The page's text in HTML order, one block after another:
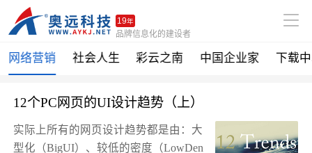
19年
品牌信息化的建设者
网络营销 社会人生 彩云之南 中国企业家 下载
12个PC网页的UI设计趋势（上）
实际上所有的网页设计趋势都是由：大
型化（BigUI）、较低的密度（LowDen